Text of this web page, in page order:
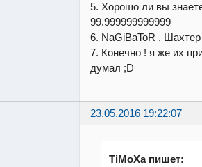
5. Хорошо ли вы
99.999999999999
6. NaGiBaToR ,
7. Конечно ! я же их
думал ;D
23.05.2016 19:22:07
TiMoXa пишет: